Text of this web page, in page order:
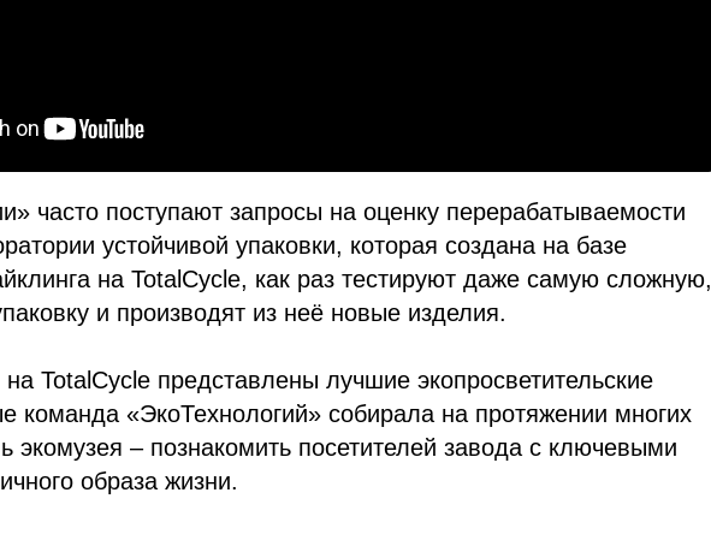
часто поступают запросы на оценку перерабатываемости
устойчивой упаковки, которая создана на базе
на TotalCycle, как раз тестируют даже самую сложную,
и производят из неё новые изделия.
TotalCycle представлены лучшие экопросветительские
команда «ЭкоТехнологий» собирала на протяжении многих
экомузея – познакомить посетителей завода с ключевыми
образа жизни.